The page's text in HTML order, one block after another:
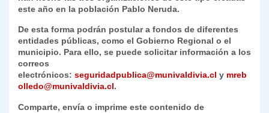
este año en la población Pablo Neruda.
De esta forma podrán postular a fondos de diferentes
entidades públicas, como el Gobierno Regional o el
municipio. Para ello, se puede solicitar información a los
correos
electrónicos: seguridadpublica@munivaldivia.cl y mreb
olledo@munivaldivia.cl.
Comparte, envía o imprime este contenido de